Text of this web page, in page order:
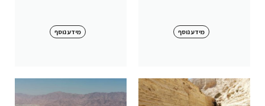
מידע נוסף מידע נוסף